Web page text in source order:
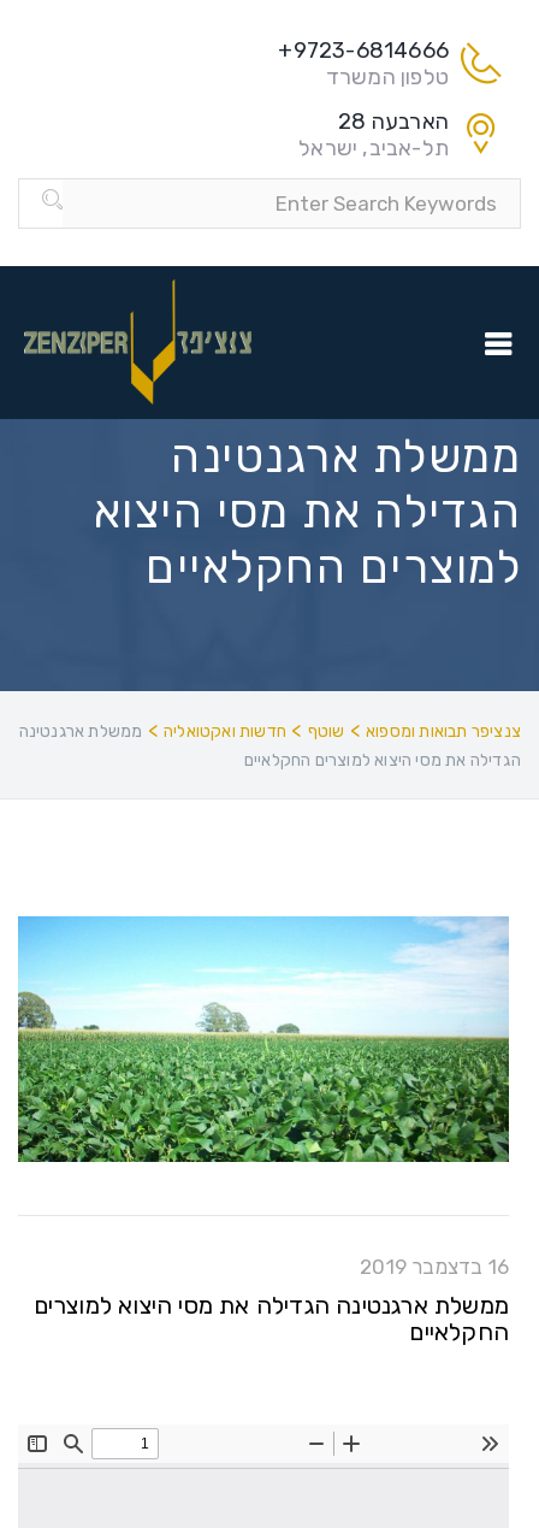
9723-6814666+
טלפון המשרד
הארבעה 28
תל-אביב, ישראל
ממשלת ארגנטינה
הגדילה את מסי היצוא
למוצרים החקלאיים
צנציפר תבואות ומספוא > שוטף > חדשות ואקטואליה > ממשלת ארגנטינה
הגדילה את מסי היצוא למוצרים החקלאיים
16 בדצמבר 2019
ממשלת ארגנטינה הגדילה את מסי היצוא למוצרים
החקלאיים